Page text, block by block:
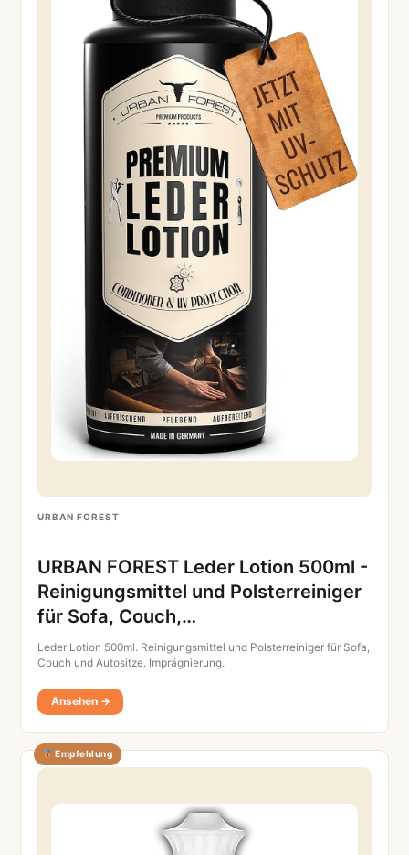
URBAN FOREST
URBAN FOREST Leder Lotion 500ml -
Reinigungsmittel und Polsterreiniger
für Sofa, Couch,…
Leder Lotion 500ml. Reinigungsmittel und Polsterreiniger für Sofa,
Couch und Autositze. Imprägnierung.
Ansehen →
Empfehlung